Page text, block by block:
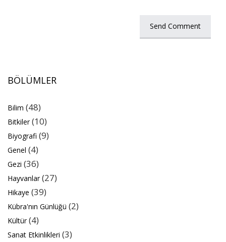
BÖLÜMLER
Bilim (48)
Bitkiler(10)
Biyografi (9)
Genel (4)
Gezi (36)
Hayvanlar(27)
Hikaye (39)
Kübra'nın Günlüğü (2)
Kültür(4)
Sanat Etkinlikleri (3)